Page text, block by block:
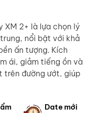
XM 2+ là lựa chọn lý
nổi bật với khả
ấn tượng. Kích
ái, giảm tiếng ồn và
trên đường ướt, giúp
Date mới